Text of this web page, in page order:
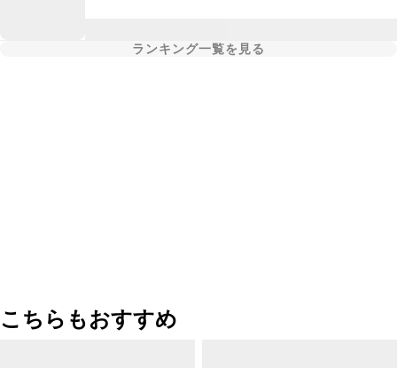
ランキング一覧を見る
こちらもおすすめ